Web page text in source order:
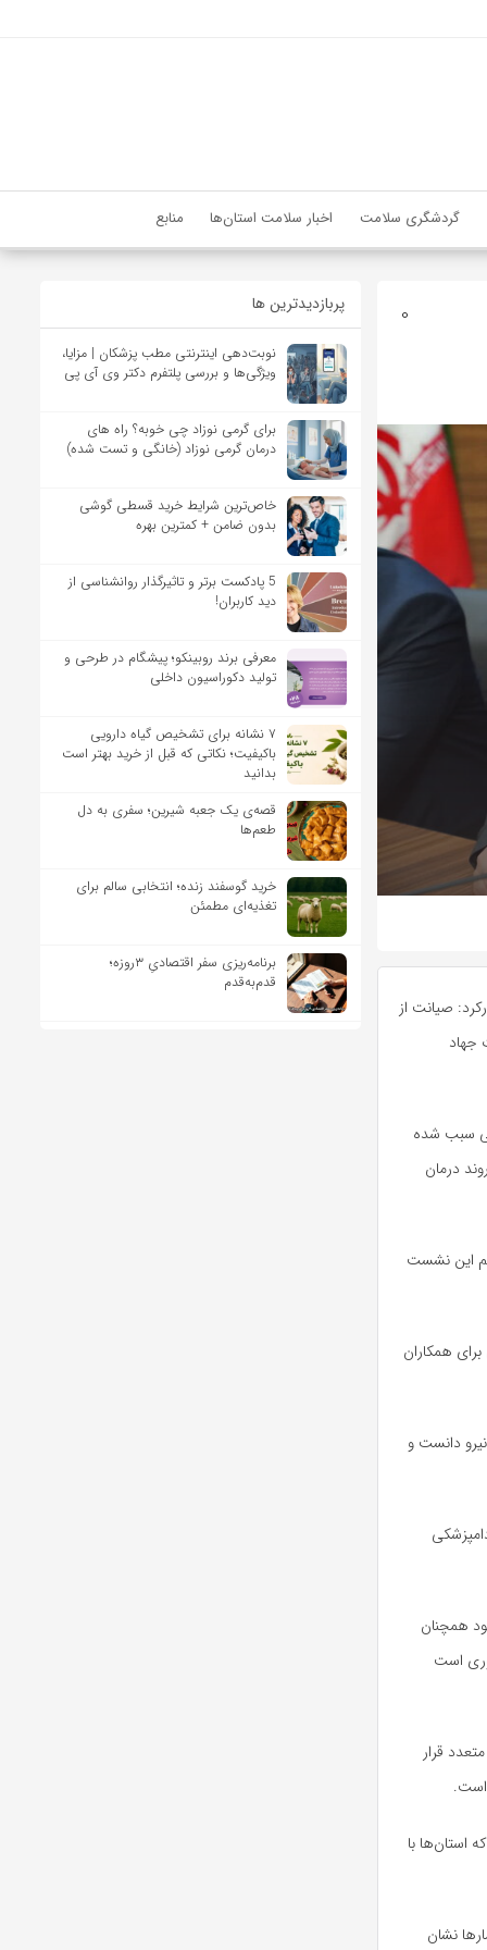
گردشگری سلامت اخبار سلامت استان‌ها منابع
0
صیانت از
جهاد
سبب شده
درمان
این نشست
همکاران
دانست و
همچنان
است
قرار
است.
استان‌ها با
نشان
پربازدیدترین ها
نوبت‌دهی اینترنتی مطب پزشکان | مزایا،
ویژگی‌ها و بررسی پلتفرم دکتر وی آی پی
برای گرمی نوزاد چی خوبه؟ راه های
درمان گرمی نوزاد (خانگی و تست شده)
خاص‌ترین شرایط خرید قسطی گوشی
بدون ضامن + کمترین بهره
5 پادکست برتر و تاثیرگذار روانشناسی از
دید کاربران!
معرفی برند روبینکو؛ پیشگام در طرحی و
تولید دکوراسیون داخلی
۷ نشانه برای تشخیص گیاه دارویی
باکیفیت؛ نکاتی که قبل از خرید بهتر است
بدانید
قصه‌ی یک جعبه شیرین؛ سفری به دل
طعم‌ها
خرید گوسفند زنده؛ انتخابی سالم برای
تغذیه‌ای مطمئن
برنامه‌ریزی سفر اقتصادیِ ۳روزه؛
قدم‌به‌قدم